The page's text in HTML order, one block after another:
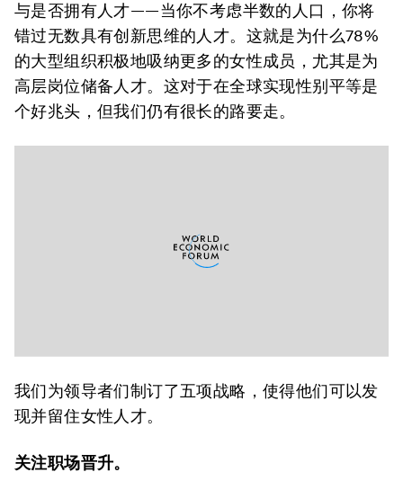
与是否拥有人才——当你不考虑半数的人口，你将
错过无数具有创新思维的人才。这就是为什么78%
的大型组织积极地吸纳更多的女性成员，尤其是为
高层岗位储备人才。这对于在全球实现性别平等是
个好兆头，但我们仍有很长的路要走。
我们为领导者们制订了五项战略，使得他们可以发
现并留住女性人才。
关注职场晋升。